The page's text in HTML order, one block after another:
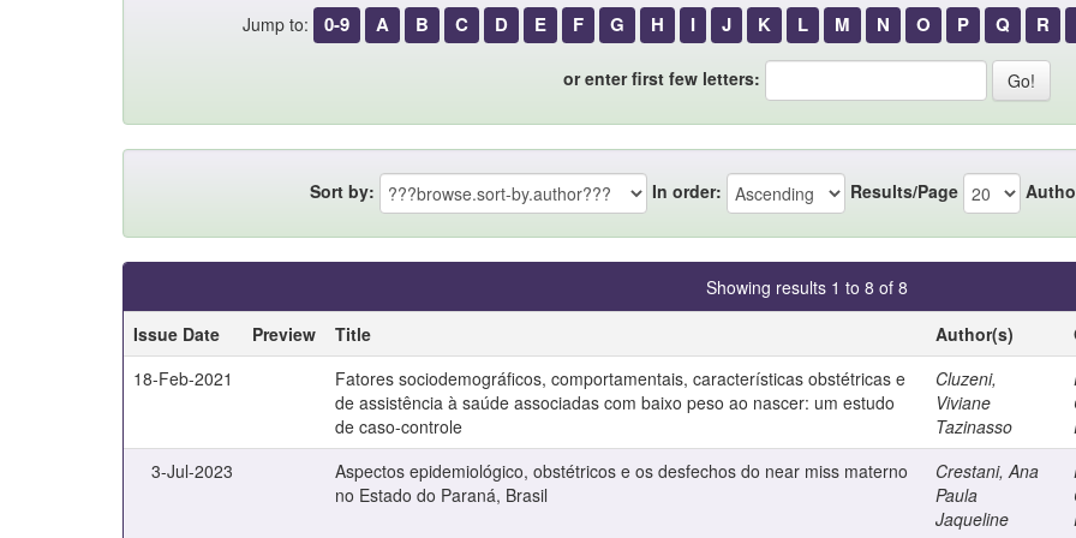
Jump to: 0-9 A B C D E F G H I J K L M N O P Q R
or enter first few letters:
Sort by: In order: Results/Page
Showing results 1 to 8 of 8
Issue Date
Preview Title Author(s)
18-Feb-2021
Fatores sociodemográficos, comportamentais, características obstétricas e
de assistência à saúde associadas com baixo peso ao nascer: um estudo
de caso-controle
Cluzeni,
Viviane
Tazinasso
3-Jul-2023
Aspectos epidemiológico, obstétricos e os desfechos do near miss materno
no Estado do Paraná, Brasil
Crestani, Ana
Paula
Jaqueline